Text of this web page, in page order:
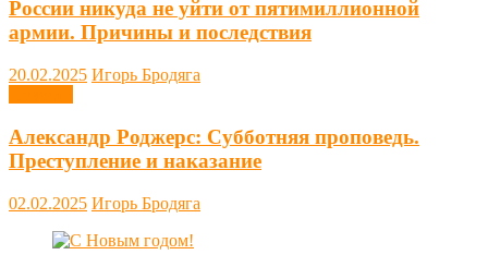
России никуда не уйти от пятимиллионной
армии. Причины и последствия
20.02.2025 Игорь Бродяга
Александр Роджерс: Субботняя проповедь.
Преступление и наказание
02.02.2025 Игорь Бродяга